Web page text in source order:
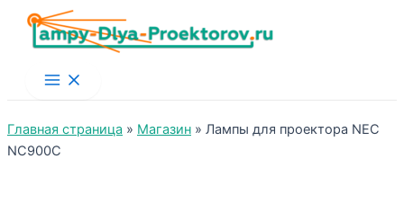
Main
Menu
Главная страница » Магазин » Лампы для проектора NEC
NC900C